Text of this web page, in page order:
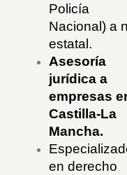
Policía
Nacional) a
estatal.
Asesoría
jurídica a
empresas
Castilla-La
Mancha.
en derecho